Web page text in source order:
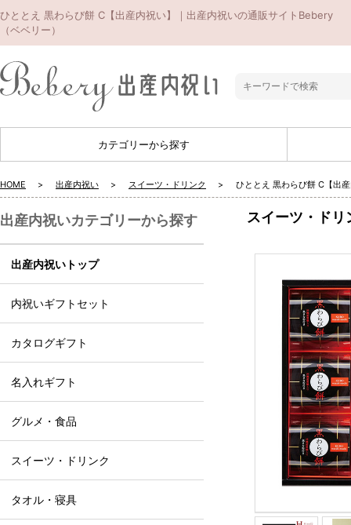
ひととえ 黒わらび餅 C【出産内祝い】｜出産内祝いの通販サイトBebery
（ベベリー）
カテゴリーから探す
HOME 出産内祝い スイーツ・ドリンク ひととえ 黒わらび餅 C【出
スイーツ・ドリ
出産内祝いカテゴリーから探す
出産内祝いトップ
内祝いギフトセット
カタログギフト
名入れギフト
グルメ・食品
スイーツ・ドリンク
タオル・寝具